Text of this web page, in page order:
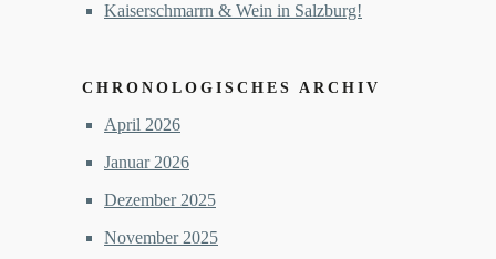
Kaiserschmarrn & Wein in Salzburg!
CHRONOLOGISCHES ARCHIV
April 2026
Januar 2026
Dezember 2025
November 2025